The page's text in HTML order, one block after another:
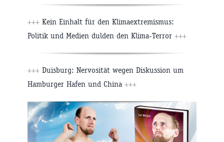
+++ Kein Einhalt für den Klimaextremismus:
Politik und Medien dulden den Klima-Terror +++
+++ Duisburg: Nervosität wegen Diskussion um
Hamburger Hafen und China +++